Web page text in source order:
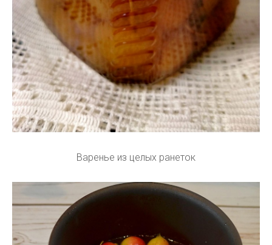
Варенье из целых ранеток